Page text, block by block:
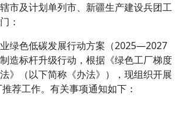
市及计划单列市、新疆生产建设兵团工
：
绿色低碳发展行动方案（2025—2027
造标杆升级行动，根据《绿色工厂梯度
》（以下简称《办法》），现组织开展
荐工作。有关事项通知如下：